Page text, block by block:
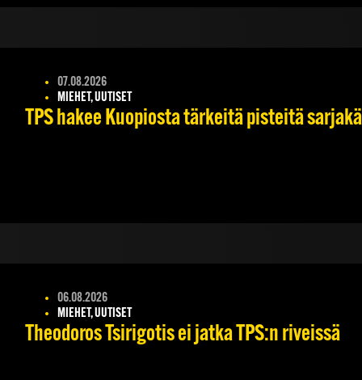
07.08.2026
MIEHET, UUTISET
TPS hakee Kuopiosta tärkeitä pisteitä
06.08.2026
MIEHET, UUTISET
Theodoros Tsirigotis ei jatka TPS:n riveissä